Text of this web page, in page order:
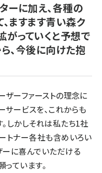
ーに加え、各種の
ますます青い森ク
っていくと予想で
、今後に向けた抱
ザーファーストの理念に
ービスを、これからも
しかしそれは私たち1社
トナー各社も含めいろい
に喜んでいただける
ています。